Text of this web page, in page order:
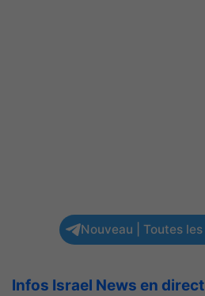
Nouveau | Toutes
Infos Israel News en direct